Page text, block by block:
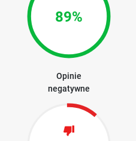
89%
Opinie
negatywne